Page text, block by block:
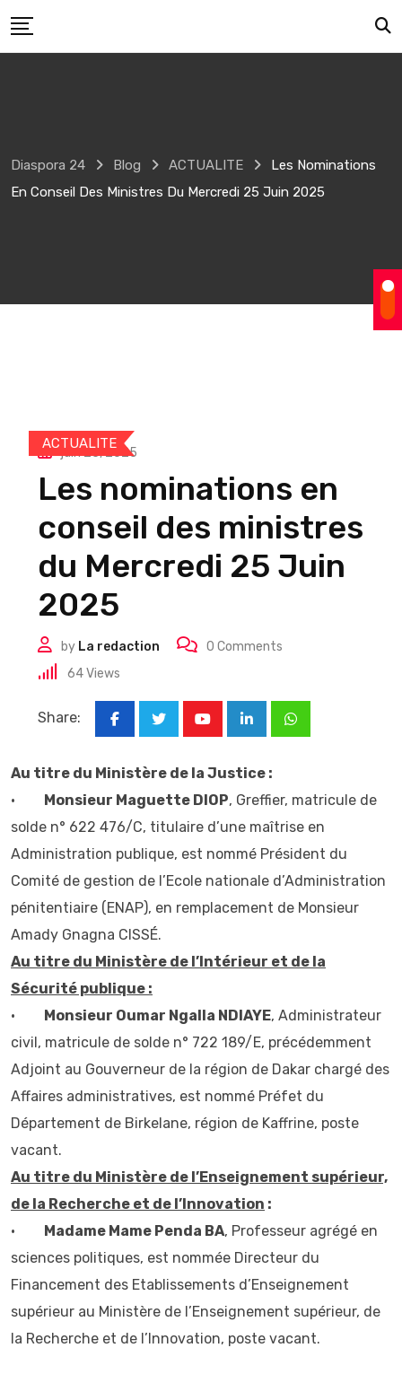
to
Diaspora 24 Blog ACTUALITE
Les Nominations
En Conseil Des Ministres Du Mercredi 25 Juin 2025
ACTUALITE
juin 25, 2025
Les nominations en
conseil des ministres
du Mercredi 25 Juin
2025
by La redaction 0 Comments
64Views
Share:
LinkedInWhatsapp
Au titre du Ministère de la Justice :
• Monsieur Maguette DIOP, Greffier, matricule de
solde n° 622 476/C, titulaire d’une maîtrise en
Administration publique, est nommé Président du
Comité de gestion de l’Ecole nationale d’Administration
pénitentiaire (ENAP), en remplacement de Monsieur
Amady Gnagna CISSÉ.
Au titre du Ministère de l’Intérieur et de la
Sécurité publique :
• Monsieur Oumar Ngalla NDIAYE, Administrateur
civil, matricule de solde n° 722 189/E, précédemment
Adjoint au Gouverneur de la région de Dakar chargé des
Affaires administratives, est nommé Préfet du
Département de Birkelane, région de Kaffrine, poste
vacant.
Au titre du Ministère de l’Enseignement supérieur,
de la Recherche et de l’Innovation :
• Madame Mame Penda BA, Professeur agrégé en
sciences politiques, est nommée Directeur du
Financement des Etablissements d’Enseignement
supérieur au Ministère de l’Enseignement supérieur, de
la Recherche et de l’Innovation, poste vacant.